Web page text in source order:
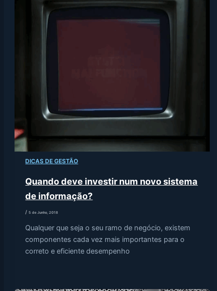
DICAS DE GESTÃO
Quando deve investir num novo sistema
de informação?
/5 de Junho, 2018
Qualquer que seja o seu ramo de negócio, existem
componentes cada vez mais importantes para o
correto e eficiente desempenho